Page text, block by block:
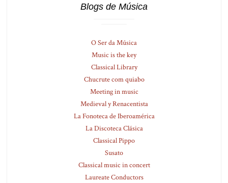
Blogs de Música
O Ser da Música
Music is the key
Classical Library
Chucrute com quiabo
Meeting in music
Medieval y Renacentista
La Fonoteca de Iberoamérica
La Discoteca Clásica
Classical Pippo
Susato
Classical music in concert
Laureate Conductors